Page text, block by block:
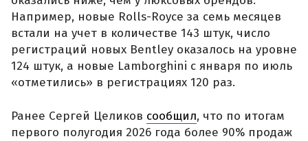
Например, новые Rolls-Royce за семь месяцев
встали на учет в количестве 143 штук, число
регистраций новых Bentley оказалось на уровне
124 штук, а новые Lamborghini с января по июль
«отметились» в регистрациях 120 раз.
Ранее Сергей Целиков сообщил, что по итогам
первого полугодия 2026 года более 90% продаж